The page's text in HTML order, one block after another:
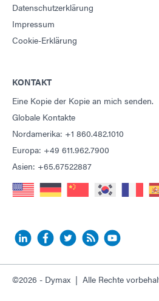
Datenschutzerklärung
Impressum
Cookie-Erklärung
KONTAKT
Eine Kopie der Kopie an mich senden.
Globale Kontakte
Nordamerika: +1 860.482.1010
Europa: +49 611.962.7900
Asien: +65.67522887
©2026 - Dymax | Alle Rechte